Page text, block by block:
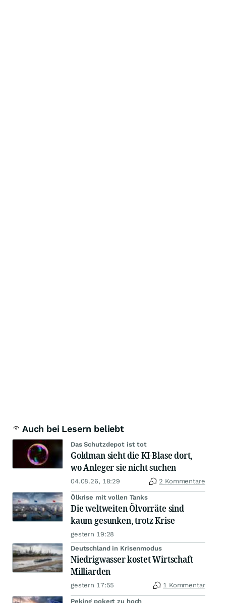
Auch bei Lesern beliebt
Das Schutzdepot ist tot
Goldman sieht die KI-Blase dort,
wo Anleger sie nicht suchen
04.08.26, 18:29 2 Kommentare
Ölkrise mit vollen Tanks
Die weltweiten Ölvorräte sind
kaum gesunken, trotz Krise
gestern 19:28
Deutschland in Krisenmodus
Niedrigwasser kostet Wirtschaft
Milliarden
gestern 17:55 1 Kommentar
Peking pokert zu hoch